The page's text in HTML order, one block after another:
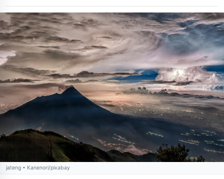
jateng • Kanenori/pixabay